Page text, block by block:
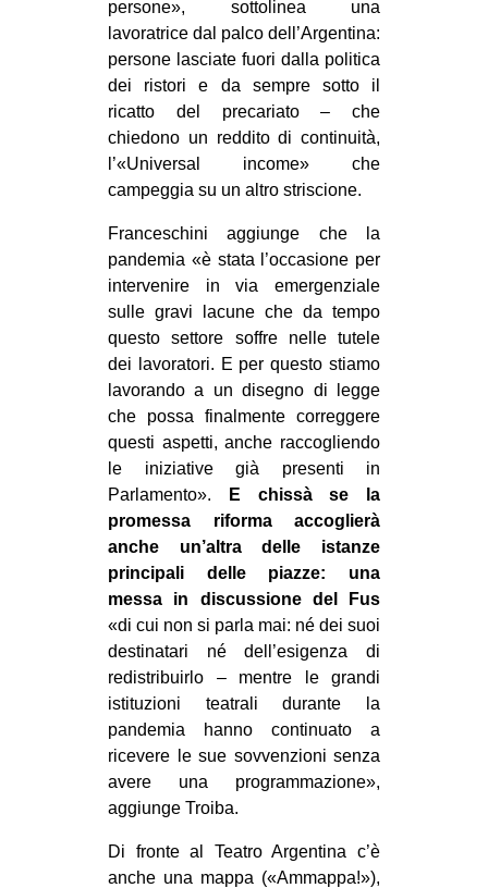
persone», sottolinea una
lavoratrice dal palco dell’Argentina:
persone lasciate fuori dalla politica
dei ristori e da sempre sotto il
ricatto del precariato – che
chiedono un reddito di continuità,
l’«Universal income» che
campeggia su un altro striscione.
Franceschini aggiunge che la
pandemia «è stata l’occasione per
intervenire in via emergenziale
sulle gravi lacune che da tempo
questo settore soffre nelle tutele
dei lavoratori. E per questo stiamo
lavorando a un disegno di legge
che possa finalmente correggere
questi aspetti, anche raccogliendo
le iniziative già presenti in
Parlamento».
E chissà se la
promessa riforma accoglierà
anche un’altra delle istanze
principali delle piazze: una
messa in discussione del Fus
«di cui non si parla mai: né dei suoi
destinatari né dell’esigenza di
redistribuirlo – mentre le grandi
istituzioni teatrali durante la
pandemia hanno continuato a
ricevere le sue sovvenzioni senza
avere una programmazione»,
aggiunge Troiba.
Di fronte al Teatro Argentina c’è
anche una mappa («Ammappa!»),